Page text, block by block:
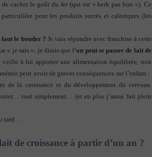
cacher le goût du fer (qui est « berk pas bon »). Ce
pour les produits sucrés et caloriques (les
faut le bouder ? Je vais répondre avec franchise à cette
« je sais », je dirais que l‘on peut se passer de lait de
à lui apporter une alimentation équilibrée, non
peut avoir de graves conséquences sur l’enfant :
de la croissance et du développement du cerveau.
tout simplement… (et en plus j’aurai fait plein
tard…
de croissance à partir d’un an ?